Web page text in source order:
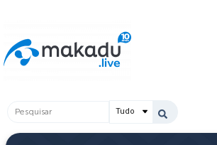
conteúdo
Pesquisar